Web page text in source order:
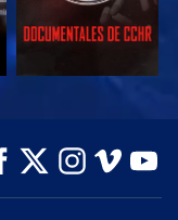
EXPLORA LAS
SERIES